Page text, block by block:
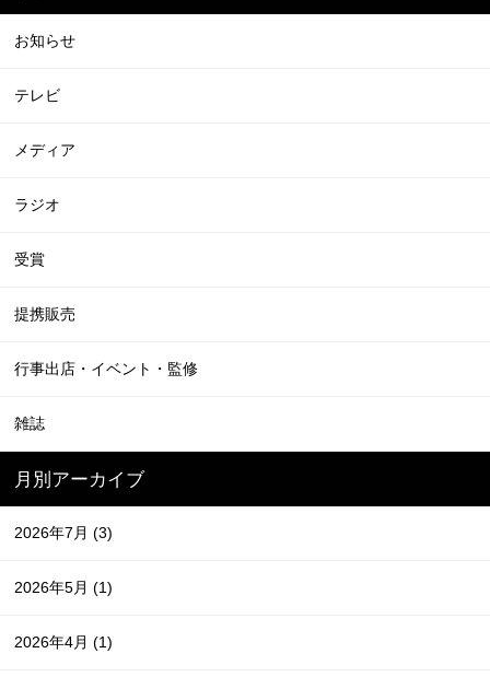
お知らせ
テレビ
メディア
ラジオ
受賞
提携販売
行事出店・イベント・監修
雑誌
月別アーカイブ
2026年7月(3)
2026年5月(1)
2026年4月(1)